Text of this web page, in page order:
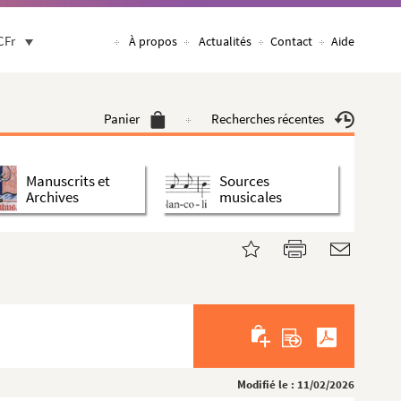
À propos Actualités Contact Aide
Panier Recherches récentes
Manuscrits et
Archives
Sources
musicales
Modifié le : 11/02/2026